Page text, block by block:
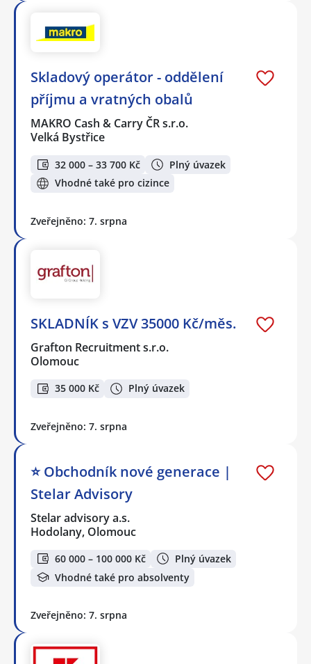
Skladový operátor - oddělení
příjmu a vratných obalů
MAKRO Cash & Carry ČR s.r.o.
Velká Bystřice
32 000 – 33 700 Kč
Plný úvazek
Vhodné také pro cizince
Zveřejněno: 7. srpna
SKLADNÍK s VZV 35000 Kč/měs.
Grafton Recruitment s.r.o.
Olomouc
35 000 Kč Plný úvazek
Zveřejněno: 7. srpna
⭐️ Obchodník nové generace |
Stelar Advisory
Stelar advisory a.s.
Hodolany, Olomouc
60 000 – 100 000 Kč
Plný úvazek
Vhodné také pro absolventy
Zveřejněno: 7. srpna